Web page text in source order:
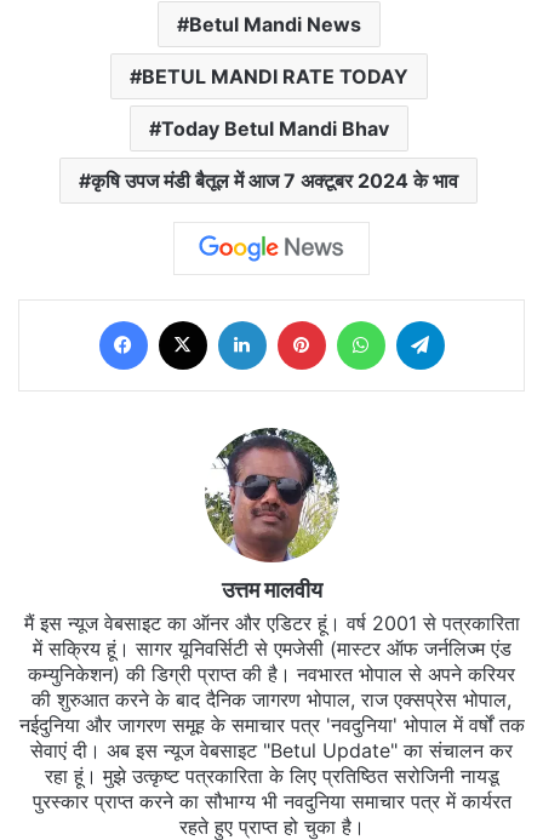
Betul Mandi News
BETUL MANDI RATE TODAY
Today Betul Mandi Bhav
कृषि उपज मंडी बैतूल में आज 7 अक्टूबर 2024 के भाव
Facebook LinkedIn PinterestWhatsApp
उत्तम मालवीय
मैं इस न्यूज वेबसाइट का ऑनर और एडिटर हूं। वर्ष 2001 से पत्रकारिता
में सक्रिय हूं। सागर यूनिवर्सिटी से एमजेसी (मास्टर ऑफ जर्नलिज्म एंड
कम्युनिकेशन) की डिग्री प्राप्त की है। नवभारत भोपाल से अपने करियर
की शुरुआत करने के बाद दैनिक जागरण भोपाल, राज एक्सप्रेस भोपाल,
नईदुनिया और जागरण समूह के समाचार पत्र 'नवदुनिया' भोपाल में वर्षों तक
सेवाएं दी। अब इस न्यूज वेबसाइट "Betul Update" का संचालन कर
रहा हूं। मुझे उत्कृष्ट पत्रकारिता के लिए प्रतिष्ठित सरोजिनी नायडू
पुरस्कार प्राप्त करने का सौभाग्य भी नवदुनिया समाचार पत्र में कार्यरत
रहते हुए प्राप्त हो चुका है।